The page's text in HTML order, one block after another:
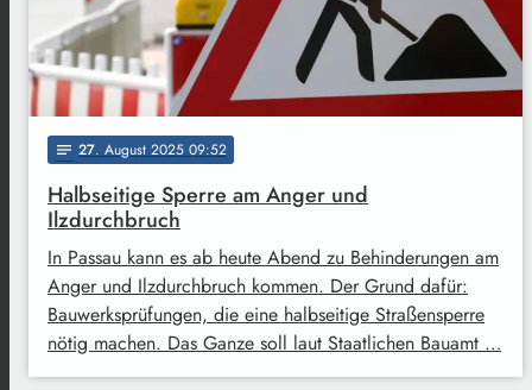
notes 27. August 2025 09:52
Halbseitige Sperre am Anger und
Ilzdurchbruch
In Passau kann es ab heute Abend zu Behinderungen am
Anger und Ilzdurchbruch kommen. Der Grund dafür:
Bauwerksprüfungen, die eine halbseitige Straßensperre
nötig machen. Das Ganze soll laut Staatlichen Bauamt …